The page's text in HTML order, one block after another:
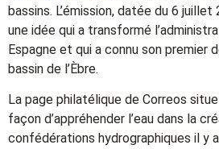
bassins. L’émission, datée du 6
une idée qui a transformé
Espagne et qui a connu son premier
bassin de l’Èbre.
La page philatélique de Correos
façon d’appréhender l’eau dans la
confédérations hydrographiques il y